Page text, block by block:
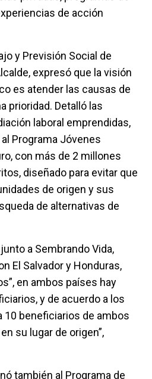
de acción
y Previsión Social de
expresó que la visión
es atender las causas de
prioridad. Detalló las
laboral emprendidas,
Programa Jóvenes
con más de 2 millones
diseñado para evitar que
de origen y sus
de alternativas de
a Sembrando Vida,
El Salvador y Honduras,
en ambos países hay
y de acuerdo a los
10 beneficiarios de ambos
su lugar de origen”,
también al Programa de